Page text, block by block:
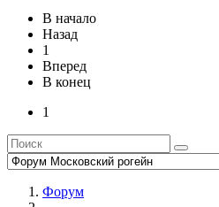
В начало
Назад
1
Вперед
В конец
1
Форум